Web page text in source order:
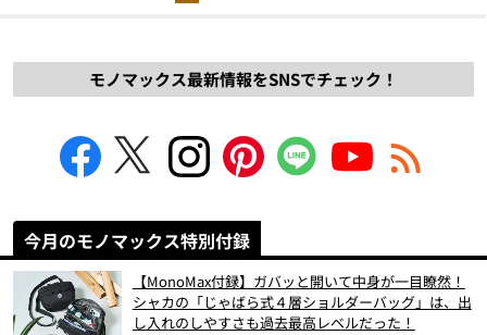
モノマックス最新情報をSNSでチェック！
今月のモノマックス特別付録
【MonoMax付録】ガバッと開いて中身が一目瞭然！
シャカの「じゃばら式４層ショルダーバッグ」は、出
し入れのしやすさも過去最高レベルだった！